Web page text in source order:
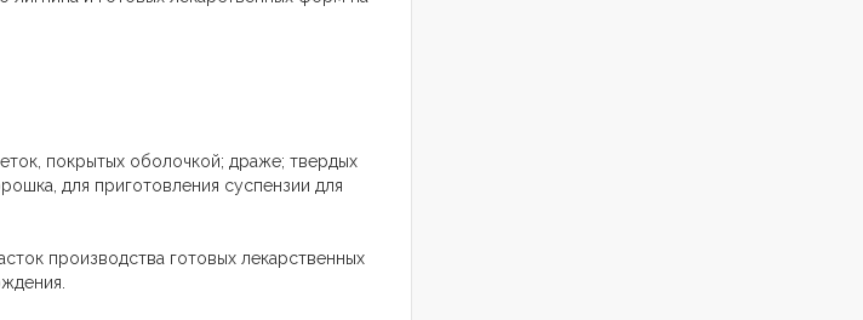
покрытых оболочкой; драже; твердых
для приготовления суспензии для
производства готовых лекарственных